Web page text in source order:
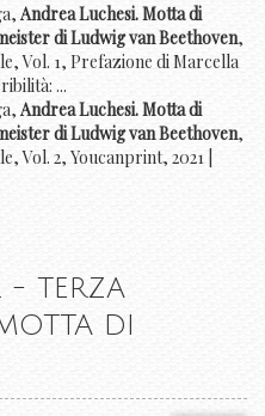
Andrea Luchesi. Motta di
di Ludwig van Beethoven,
Vol. 1, Prefazione di Marcella
...
Andrea Luchesi. Motta di
di Ludwig van Beethoven,
Vol. 2, Youcanprint, 2021 |
- TERZA
DI